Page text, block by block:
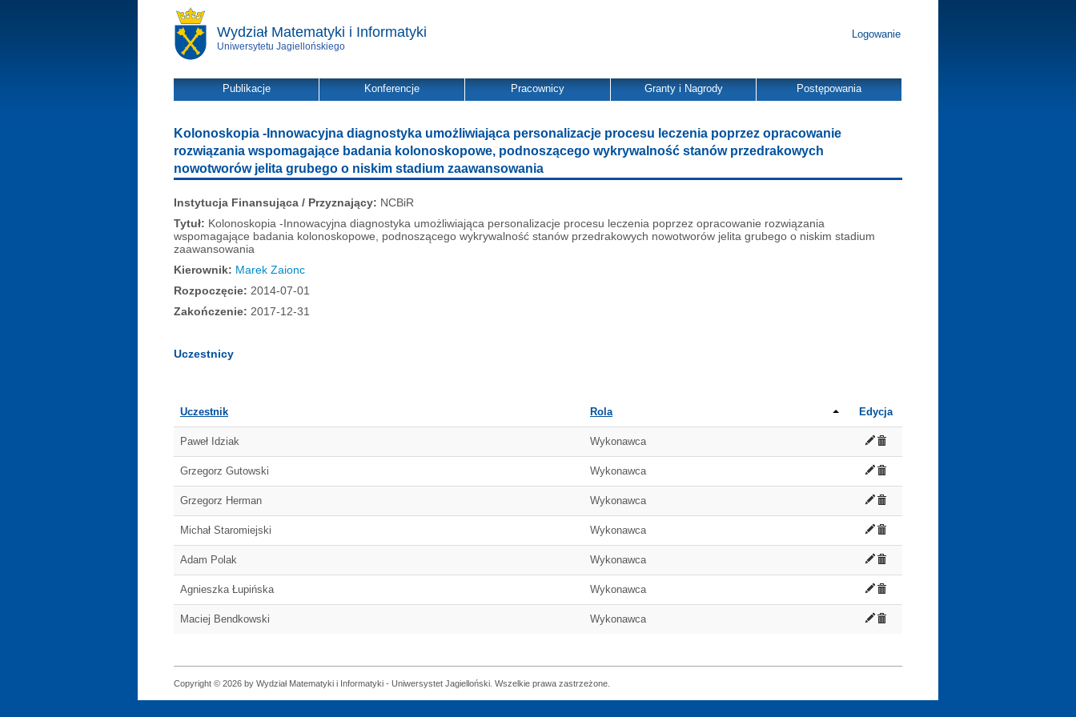
Wydział Matematyki i Informatyki
Uniwersytetu Jagiellońskiego
Logowanie
Publikacje Konferencje Pracownicy Granty i Nagrody Postępowania
Kolonoskopia -Innowacyjna diagnostyka umożliwiająca personalizacje procesu leczenia poprzez opracowanie
rozwiązania wspomagające badania kolonoskopowe, podnoszącego wykrywalność stanów przedrakowych
nowotworów jelita grubego o niskim stadium zaawansowania
Instytucja Finansująca / Przyznający: NCBiR
Tytuł: Kolonoskopia -Innowacyjna diagnostyka umożliwiająca personalizacje procesu leczenia poprzez opracowanie rozwiązania
wspomagające badania kolonoskopowe, podnoszącego wykrywalność stanów przedrakowych nowotworów jelita grubego o niskim stadium
zaawansowania
Kierownik: Marek Zaionc
Rozpoczęcie: 2014-07-01
Zakończenie: 2017-12-31
Uczestnicy
Uczestnik Rola Edycja
Paweł Idziak Wykonawca
Grzegorz Gutowski Wykonawca
Grzegorz Herman Wykonawca
Michał Staromiejski Wykonawca
Adam Polak Wykonawca
Agnieszka Łupińska Wykonawca
Maciej Bendkowski Wykonawca
Copyright © 2026 by Wydział Matematyki i Informatyki - Uniwersystet Jagielloński. Wszelkie prawa zastrzeżone.